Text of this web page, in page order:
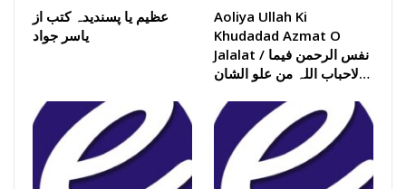
عظیم یا پسندیدہ کتب از
یاسر جواد
Aoliya Ullah Ki
Khudadad Azmat O
Jalalat / نفس الرحمن فیما
لاحباب اللہ من علو الشان…